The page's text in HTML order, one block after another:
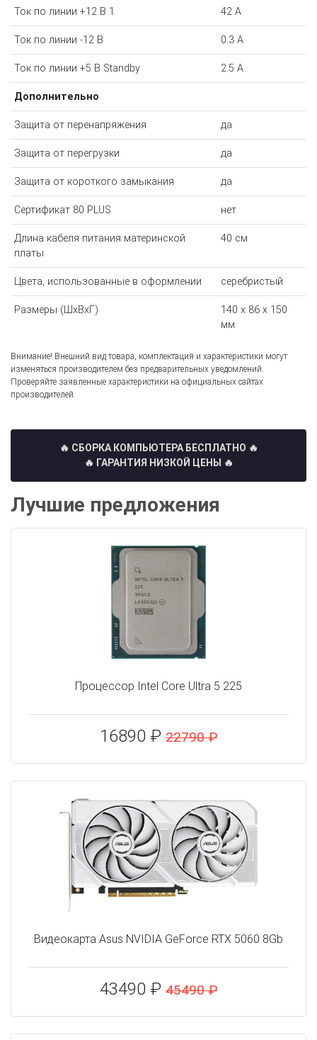
Ток по линии +12 В 1 42 A
Ток по линии -12 В 0.3 A
Ток по линии +5 В Standby 2.5 A
Дополнительно
Защита от перенапряжения да
Защита от перегрузки да
Защита от короткого замыкания да
Сертификат 80 PLUS нет
Длина кабеля питания материнской
платы
40 см
Цвета, использованные в оформлении серебристый
Размеры (ШхВхГ)
140 x 86 x 150
мм
Внимание! Внешний вид товара, комплектация и характеристики могут
изменяться производителем без предварительных уведомлений.
Проверяйте заявленные характеристики на официальных сайтах
производителей.
🔥 СБОРКА КОМПЬЮТЕРА БЕСПЛАТНО 🔥
🔥 ГАРАНТИЯ НИЗКОЙ ЦЕНЫ 🔥
Лучшие предложения
Процессор Intel Core Ultra 5 225
16890 ₽ 22790 ₽
Видеокарта Asus NVIDIA GeForce RTX 5060 8Gb
43490 ₽ 45490 ₽